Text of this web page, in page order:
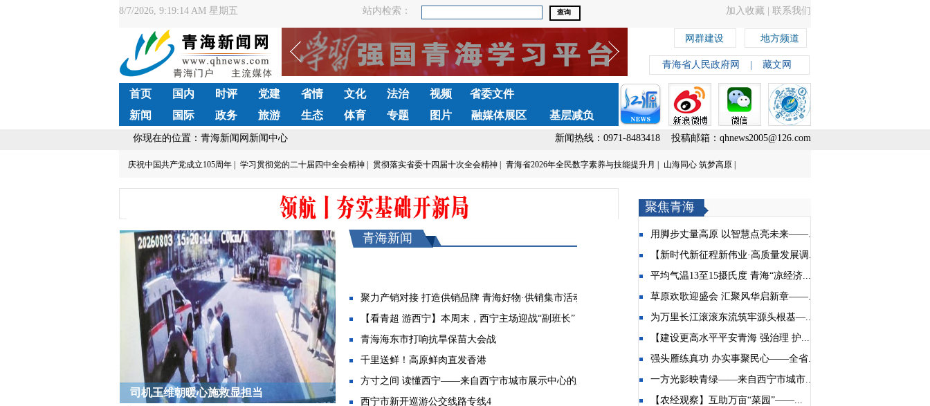
8/7/2026, 9:19:14 AM 星期五 站内检索： 加入收藏 联系我们
网群建设 地方频道
青海省人民政府网 藏文网
首页 国内 时评 党建 省情 文化 法治 视频
省委文件
新闻
国际 政务 旅游 生态 体育 专题 图片 融媒体展区 基层减负
你现在的位置：青海新闻网新闻中心 新闻热线：0971-8483418 投稿邮箱：qhnews2005@126.com
庆祝中国共产党成立105周年 | 学习贯彻党的二十届四中全会精神 | 贯彻落实省委十四届十次全会精神 | 青海省2026年全民数字素养与技能提升月 | 山海同心 筑梦高原 |
司机王维朝暖心施救显担当
青海新闻
聚力产销对接 打造供销品牌 青海好物·供销集市活动...
【看青超 游西宁】本周末，西宁主场迎战“副班长”
青海海东市打响抗旱保苗大会战
千里送鲜！高原鲜肉直发香港
方寸之间 读懂西宁——来自西宁市城市展示中心的系...
西宁市新开巡游公交线路专线4
聚焦青海
用脚步丈量高原 以智慧点亮未来——...
【新时代新征程新伟业·高质量发展调...
平均气温13至15摄氏度 青海“凉经济...
草原欢歌迎盛会 汇聚风华启新章——...
为万里长江滚滚东流筑牢源头根基—...
【建设更高水平平安青海 强治理 护...
强头雁练真功 办实事聚民心——全省...
一方光影映青绿——来自西宁市城市...
【农经观察】互助万亩“菜园”——...